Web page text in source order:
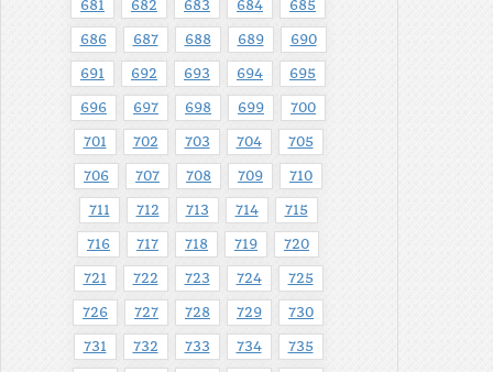
681 682 683 684 685
686 687 688 689 690
691 692 693 694 695
696 697 698 699 700
701 702 703 704 705
706 707 708 709 710
711 712 713 714 715
716 717 718 719 720
721 722 723 724 725
726 727 728 729 730
731 732 733 734 735